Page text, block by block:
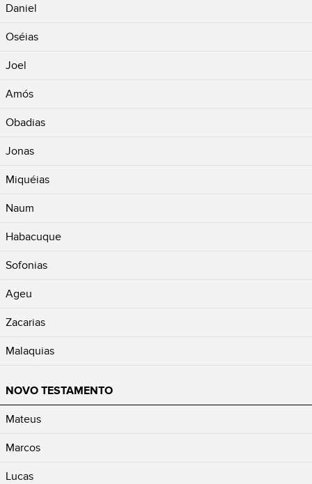
Daniel
Oséias
Joel
Amós
Obadias
Jonas
Miquéias
Naum
Habacuque
Sofonias
Ageu
Zacarias
Malaquias
NOVO TESTAMENTO
Mateus
Marcos
Lucas